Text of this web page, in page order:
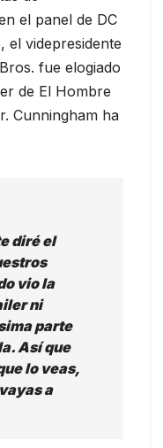
el panel de DC
el videpresidente
fue elogiado
de El Hombre
Cunningham ha
diré el
vio la
ni
parte
Así que
lo veas,
a